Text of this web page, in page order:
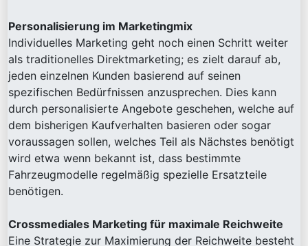
Personalisierung im Marketingmix
Individuelles Marketing geht noch einen Schritt weiter
als traditionelles Direktmarketing; es zielt darauf ab,
jeden einzelnen Kunden basierend auf seinen
spezifischen Bedürfnissen anzusprechen. Dies kann
durch personalisierte Angebote geschehen, welche auf
dem bisherigen Kaufverhalten basieren oder sogar
voraussagen sollen, welches Teil als Nächstes benötigt
wird etwa wenn bekannt ist, dass bestimmte
Fahrzeugmodelle regelmäßig spezielle Ersatzteile
benötigen.
Crossmediales Marketing für maximale Reichweite
Eine Strategie zur Maximierung der Reichweite besteht